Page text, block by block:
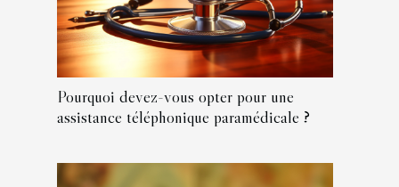
Pourquoi devez-vous opter pour une
assistance téléphonique paramédicale ?